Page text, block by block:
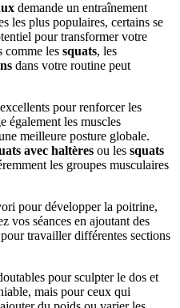
demande un entraînement
les plus populaires, certains se
pour transformer votre
comme les squats, les
dans votre routine peut
pour renforcer les
également les muscles
meilleure posture globale.
avec haltères ou les squats
les groupes musculaires
pour développer la poitrine,
vos séances en ajoutant des
pour travailler différentes sections
pour sculpter le dos et
mais pour ceux qui